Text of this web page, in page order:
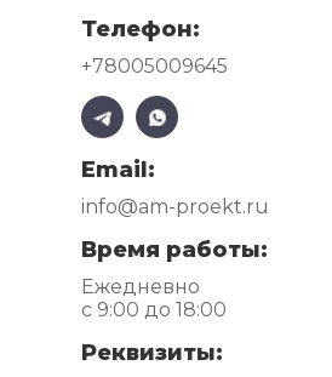
Телефон:
+78005009645
Email:
info@am-proekt.ru
Время работы:
Ежедневно
с 9:00 до 18:00
Реквизиты: